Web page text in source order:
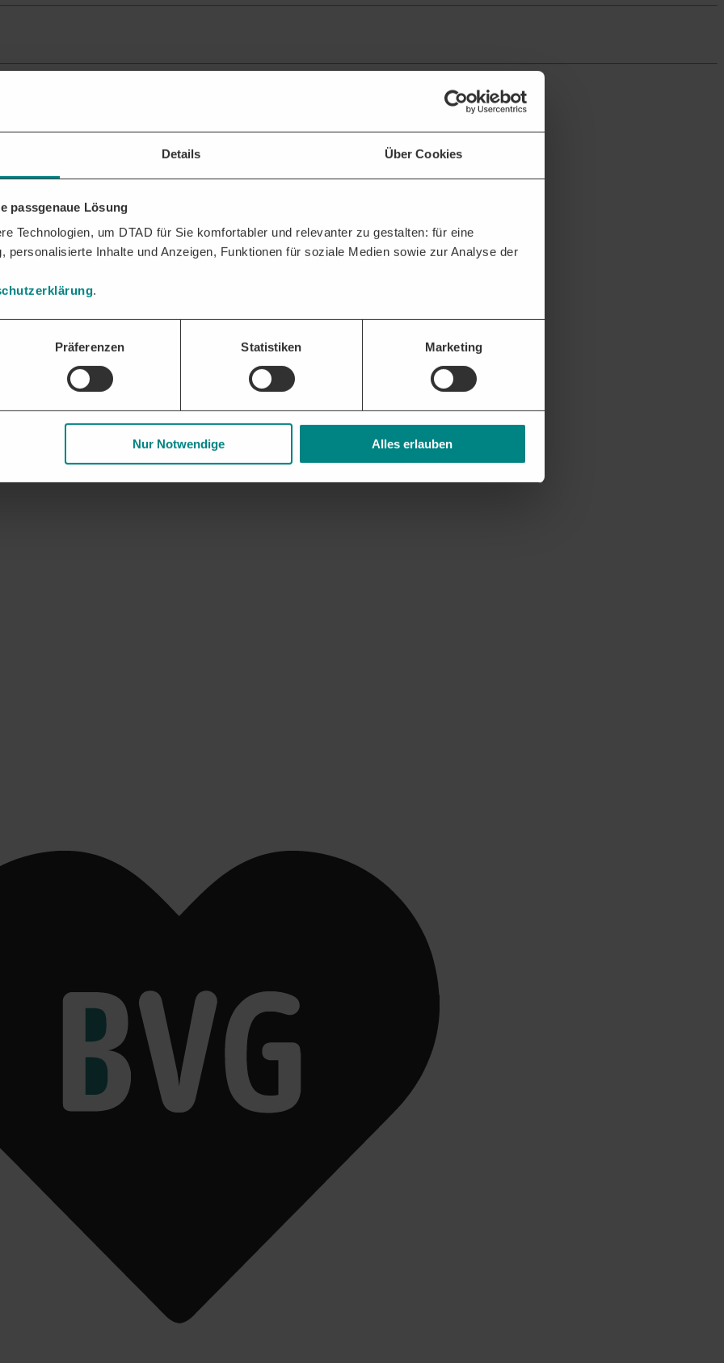
Details Über Cookies
passgenaue Lösung
Technologien, um DTAD für Sie komfortabler und relevanter zu gestalten: für eine
personalisierte Inhalte und Anzeigen, Funktionen für soziale Medien sowie zur Analyse der
.
Präferenzen Statistiken Marketing
Nur Notwendige Alles erlauben
1-4 (LPH 3-4 optional und stufenweise)
der Vergabestelle erhalten? Mit der DTAD Plattform sichern Sie sich passende Projekte und erhalten:
oder Zweigstellen.
Möglichkeiten zu LEG und weiteren relevanten Vergabestellen.